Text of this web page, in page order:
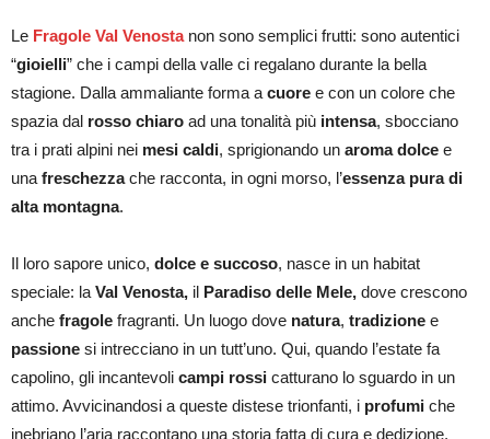
Le Fragole Val Venostanon sono semplici frutti: sono autentici
“gioielli” che i campi della valle ci regalano durante la bella
stagione. Dalla ammaliante forma acuore e con un colore che
spazia dal rosso chiaro ad una tonalità più intensa, sbocciano
tra i prati alpini nei mesi caldi, sprigionando un aroma dolce e
unafreschezzache racconta, in ogni morso, l’essenza pura di
alta montagna.
Il loro sapore unico, dolce e succoso, nasce in un habitat
speciale: laVal Venosta, il Paradiso delle Mele, dove crescono
anche fragole fragranti. Un luogo dove natura, tradizione e
passione si intrecciano in un tutt’uno. Qui, quando l’estate fa
capolino, gli incantevoli campi rossi catturano lo sguardo in un
attimo. Avvicinandosi a queste distese trionfanti, i profumi che
inebriano l’aria raccontano una storia fatta di cura e dedizione,